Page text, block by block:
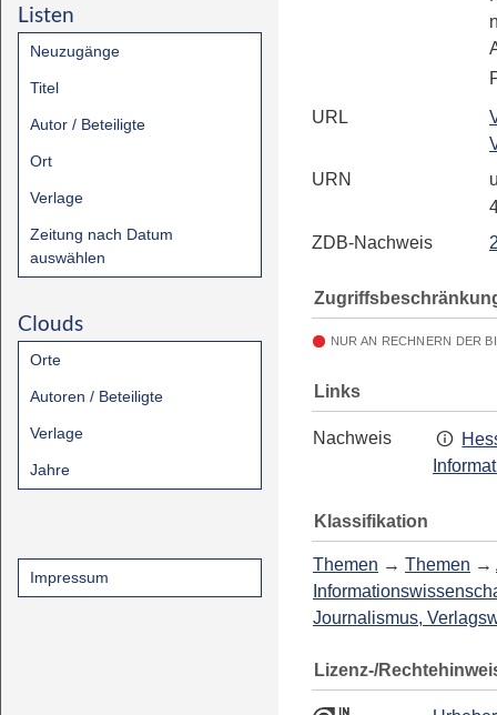
Listen
Neuzugänge
Titel
Autor / Beteiligte
Ort
Verlage
Zeitung nach Datum
auswählen
Clouds
Orte
Autoren / Beteiligte
Verlage
Jahre
Impressum
URL
URN
ZDB-Nachweis
NUR AN RECHNERN DER
Links
Nachweis
Klassifikation
Themen → Themen →
Journalismus,
Lizenz-/